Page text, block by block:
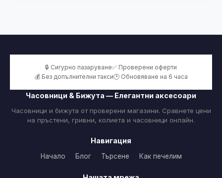
🔒 Сигурно пазаруване✅ Проверени оферти
💰 Без допълнителни такси🕒 Обновяване на 6 часа
Часовници & Бижута — Елегантни аксесоари
Часовници и бижута от проверени магазини. Сравнете цени
на пръстени, гривни, колиета и часовници онлайн.
Навигация
Начало Блог Търсене Как печелим